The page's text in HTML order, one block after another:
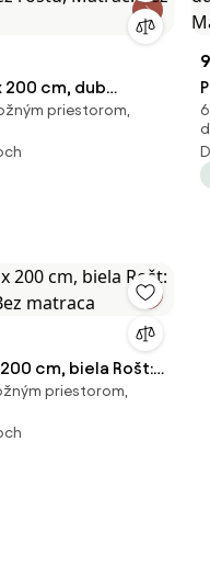
200 cm, dub
roštu, Matrac:
priestorom,
cm, biela Rošt:
matraca
priestorom,